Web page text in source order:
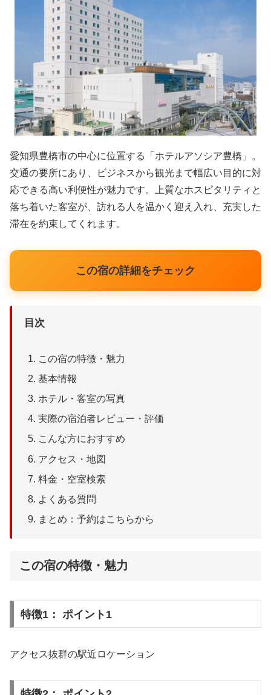
愛知県豊橋市の中心に位置する「ホテルアソシア豊橋」。
交通の要所にあり、ビジネスから観光まで幅広い目的に対
応できる高い利便性が魅力です。上質なホスピタリティと
落ち着いた客室が、訪れる人を温かく迎え入れ、充実した
滞在を約束してくれます。
この宿の詳細をチェック
目次
この宿の特徴・魅力
基本情報
ホテル・客室の写真
実際の宿泊者レビュー・評価
こんな方におすすめ
アクセス・地図
料金・空室検索
よくある質問
まとめ：予約はこちらから
この宿の特徴・魅力
特徴1： ポイント1
アクセス抜群の駅近ロケーション